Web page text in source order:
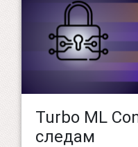
Turbo ML
следам